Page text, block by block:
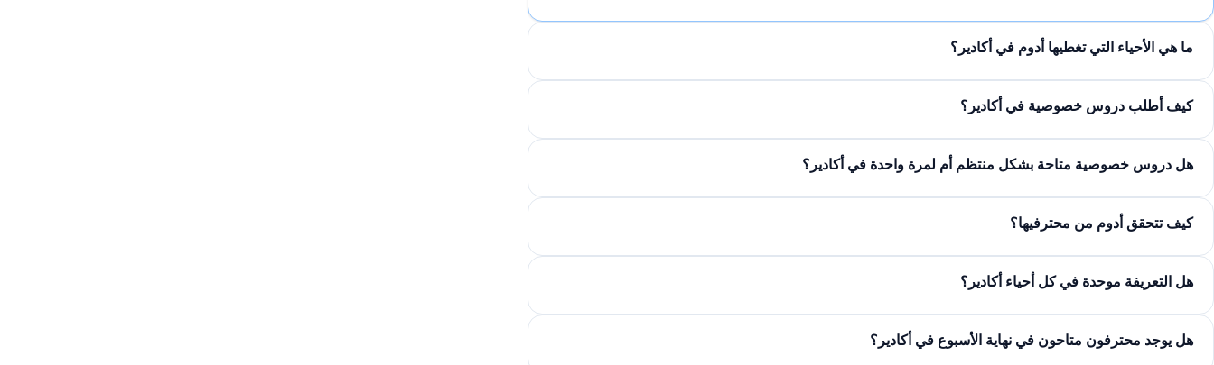
ما هي الأحياء التي تغطيها أدوم في أكادير؟
كيف أطلب دروس خصوصية في أكادير؟
هل دروس خصوصية متاحة بشكل منتظم أم لمرة واحدة في أكادير؟
كيف تتحقق أدوم من محترفيها؟
هل التعريفة موحدة في كل أحياء أكادير؟
هل يوجد محترفون متاحون في نهاية الأسبوع في أكادير؟